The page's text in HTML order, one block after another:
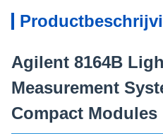
Agilent 8164B
Measurement
Compact Modules